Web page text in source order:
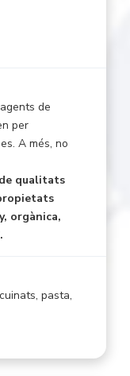
de
per
A més, no
qualitats
orgànica,
pasta,